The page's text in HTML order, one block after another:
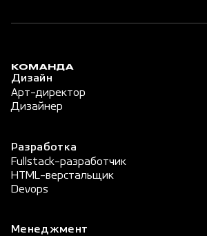
КОМАНДА
Дизайн
Арт-директор
Дизайнер
Разработка
Fullstack-разработчик
HTML-верстальщик
Devops
Менеджмент